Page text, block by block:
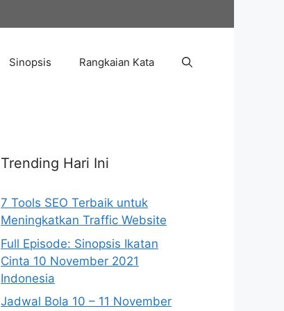
Sinopsis Rangkaian Kata
Trending Hari Ini
7 Tools SEO Terbaik untuk
Meningkatkan Traffic Website
Full Episode: Sinopsis Ikatan
Cinta 10 November 2021
Indonesia
Jadwal Bola 10 – 11 November